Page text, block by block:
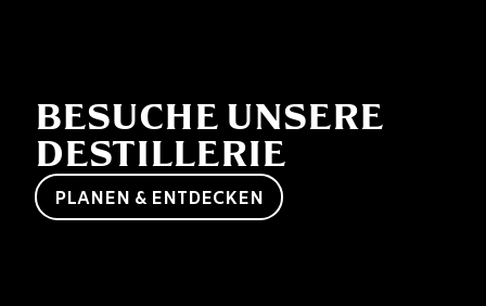
BESUCHE UNSERE
DESTILLERIE
PLANEN & ENTDECKEN